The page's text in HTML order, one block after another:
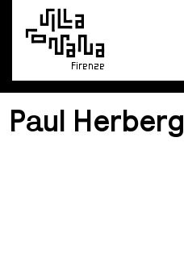
Firenze
Paul Herberg